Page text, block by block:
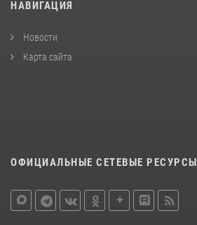
НАВИГАЦИЯ
Новости
Карта сайта
ОФИЦИАЛЬНЫЕ СЕТЕВЫЕ РЕСУРСЫ